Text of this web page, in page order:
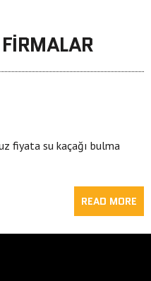
fiyata su kaçağı bulma
READ MORE